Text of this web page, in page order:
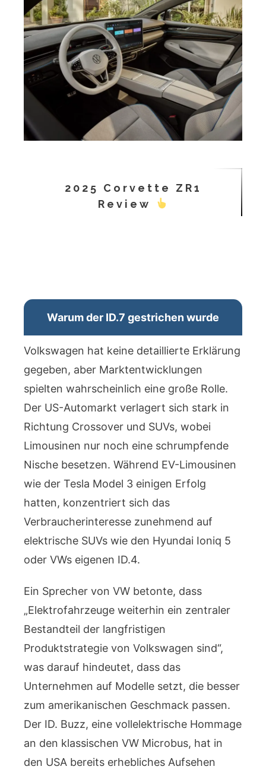
2025 Corvette ZR1
Review
Warum der ID.7 gestrichen wurde
Volkswagen hat keine detaillierte Erklärung
gegeben, aber Marktentwicklungen
spielten wahrscheinlich eine große Rolle.
Der US-Automarkt verlagert sich stark in
Richtung Crossover und SUVs, wobei
Limousinen nur noch eine schrumpfende
Nische besetzen. Während EV-Limousinen
wie der Tesla Model 3 einigen Erfolg
hatten, konzentriert sich das
Verbraucherinteresse zunehmend auf
elektrische SUVs wie den Hyundai Ioniq 5
oder VWs eigenen ID.4.
Ein Sprecher von VW betonte, dass
„Elektrofahrzeuge weiterhin ein zentraler
Bestandteil der langfristigen
Produktstrategie von Volkswagen sind“,
was darauf hindeutet, dass das
Unternehmen auf Modelle setzt, die besser
zum amerikanischen Geschmack passen.
Der ID. Buzz, eine vollelektrische Hommage
an den klassischen VW Microbus, hat in
den USA bereits erhebliches Aufsehen